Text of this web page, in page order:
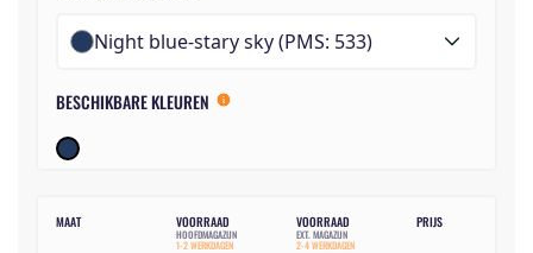
Night blue-stary sky (PMS: 533)
BESCHIKBARE KLEUREN
MAAT VOORRAAD
HOOFDMAGAZIJN
1-2 WERKDAGEN
VOORRAAD
EXT. MAGAZIJN
2-4 WERKDAGEN
PRIJS